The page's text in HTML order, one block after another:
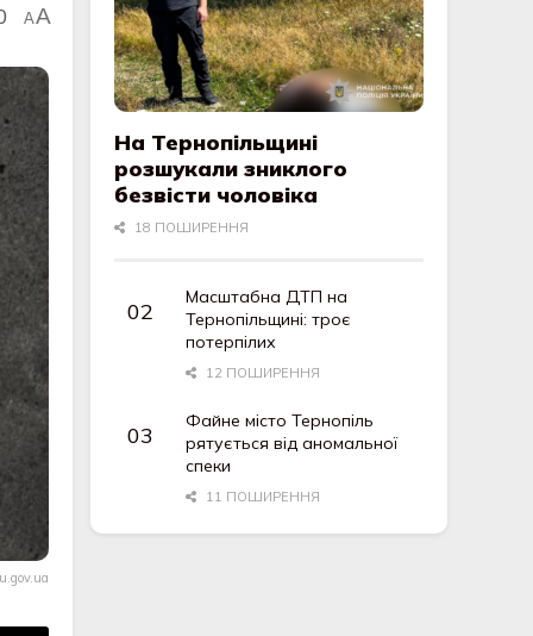
AA
На Тернопільщині
розшукали зниклого
безвісти чоловіка
18 ПОШИРЕННЯ
Масштабна ДТП на
Тернопільщині: троє
потерпілих
12 ПОШИРЕННЯ
Файне місто Тернопіль
рятується від аномальної
спеки
11 ПОШИРЕННЯ